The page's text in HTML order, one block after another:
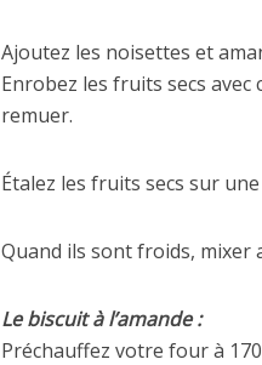
Ajoutez les noisettes et
Enrobez les fruits secs
remuer.
Étalez les fruits secs sur
Quand ils sont froids, mixer
Le biscuit à l’amande :
Préchauffez votre four à